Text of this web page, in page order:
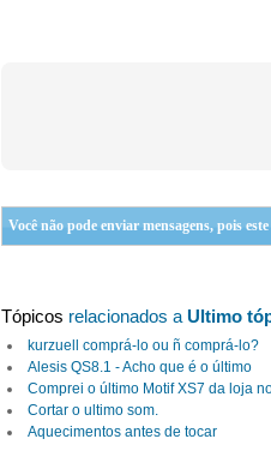
Você não pode enviar mensagens, pois
Tópicos relacionados a Ultimo
kurzuell comprá-lo ou ñ comprá-lo?
Alesis QS8.1 - Acho que é o último
Comprei o último Motif XS7 da loja
Cortar o ultimo som.
Aquecimentos antes de tocar